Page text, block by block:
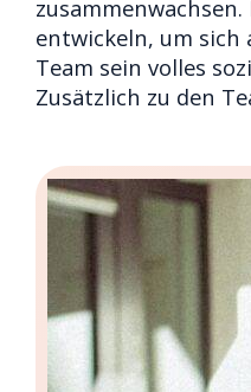
entwickeln, um sich
Team sein volles
Zusätzlich zu den